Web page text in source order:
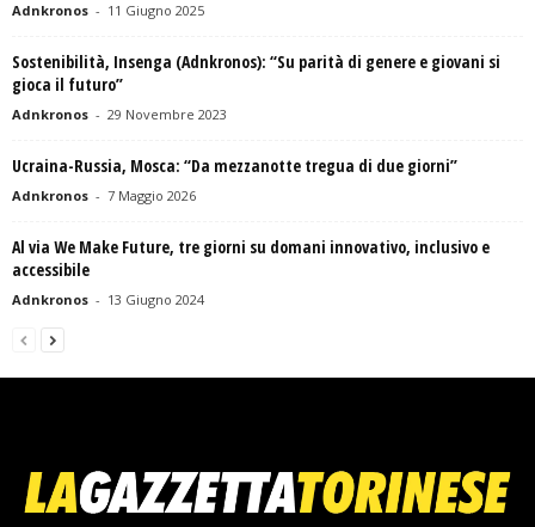
Adnkronos - 11 Giugno 2025
Sostenibilità, Insenga (Adnkronos): “Su parità di genere e giovani si
gioca il futuro”
Adnkronos - 29 Novembre 2023
Ucraina-Russia, Mosca: “Da mezzanotte tregua di due giorni”
Adnkronos - 7 Maggio 2026
Al via We Make Future, tre giorni su domani innovativo, inclusivo e
accessibile
Adnkronos - 13 Giugno 2024